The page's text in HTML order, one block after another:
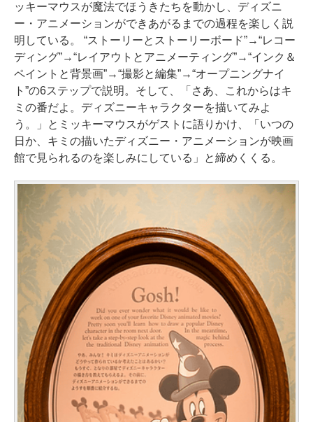
ッキーマウスが魔法でほうきたちを動かし、ディズニ
ー・アニメーションができあがるまでの過程を楽しく説
明している。 “ストーリーとストーリーボード”→“レコー
ディング”→“レイアウトとアニメーティング”→“インク＆
ペイントと背景画”→“撮影と編集”→“オープニングナイ
ト”の6ステップで説明。そして、「さあ、これからはキ
ミの番だよ。ディズニーキャラクターを描いてみよ
う。」とミッキーマウスがゲストに語りかけ、「いつの
日か、キミの描いたディズニー・アニメーションが映画
館で見られるのを楽しみにしている」と締めくくる。